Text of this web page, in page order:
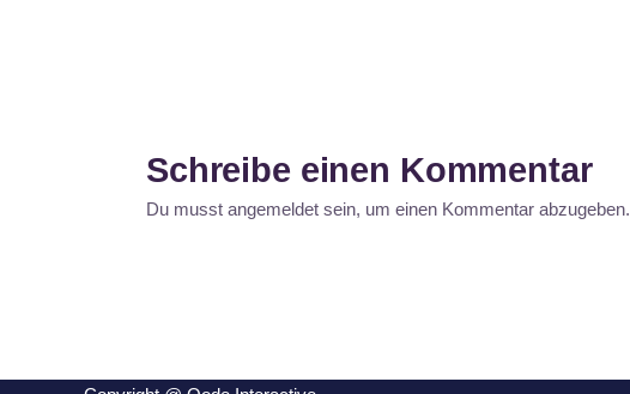
Schreibe einen Kommentar
Du musst angemeldet sein, um einen Kommentar abzugeben.